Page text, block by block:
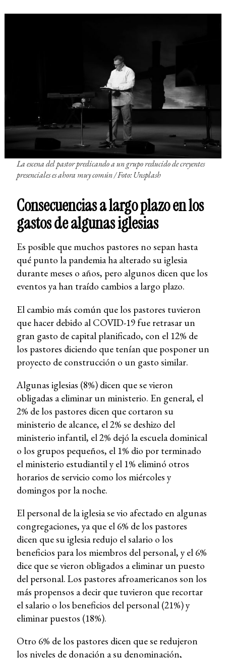
La escena del pastor predicando a un grupo reducido de creyentes
presenciales es ahora muy común/ Foto: Unsplash
Consecuencias a largo plazo en los
gastos de algunas iglesias
Es posible que muchos pastores no sepan hasta
qué punto la pandemia ha alterado su iglesia
durante meses o años, pero algunos dicen que los
eventos ya han traído cambios a largo plazo.
El cambio más común que los pastores tuvieron
que hacer debido al COVID-19 fue retrasar un
gran gasto de capital planificado, con el 12% de
los pastores diciendo que tenían que posponer un
proyecto de construcción o un gasto similar.
Algunas iglesias (8%) dicen que se vieron
obligadas a eliminar un ministerio. En general, el
2% de los pastores dicen que cortaron su
ministerio de alcance, el 2% se deshizo del
ministerio infantil, el 2% dejó la escuela dominical
o los grupos pequeños, el 1% dio por terminado
el ministerio estudiantil y el 1% eliminó otros
horarios de servicio como los miércoles y
domingos por la noche.
El personal de la iglesia se vio afectado en algunas
congregaciones, ya que el 6% de los pastores
dicen que su iglesia redujo el salario o los
beneficios para los miembros del personal, y el 6%
dice que se vieron obligados a eliminar un puesto
del personal. Los pastores afroamericanos son los
más propensos a decir que tuvieron que recortar
el salario o los beneficios del personal (21%) y
eliminar puestos (18%).
Otro 6% de los pastores dicen que se redujeron
los niveles de donación a su denominación,